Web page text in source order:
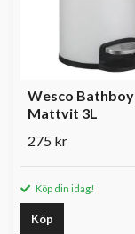
Wesco Bathboy
Mattvit 3L
275 kr
Köp din idag!
Köp